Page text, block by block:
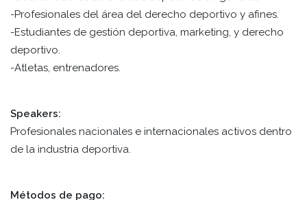
-Profesionales del área del derecho deportivo y afines.
-Estudiantes de gestión deportiva, marketing, y derecho
deportivo.
-Atletas, entrenadores.
Speakers:
Profesionales nacionales e internacionales activos dentro
de la industria deportiva.
Métodos de pago: